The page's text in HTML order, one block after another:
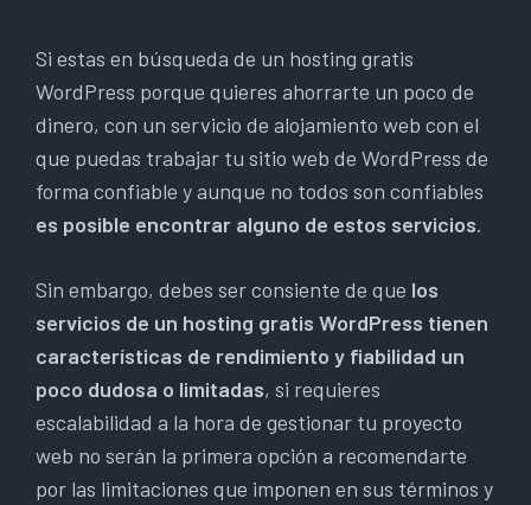
Si estas en búsqueda de un hosting gratis
WordPress porque quieres ahorrarte un poco de
dinero, con un servicio de alojamiento web con el
que puedas trabajar tu sitio web de WordPress de
forma confiable y aunque no todos son confiables
es posible encontrar alguno de estos servicios.
Sin embargo, debes ser consiente de que los
servicios de un hosting gratis WordPress tienen
características de rendimiento y fiabilidad un
poco dudosa o limitadas, si requieres
escalabilidad a la hora de gestionar tu proyecto
web no serán la primera opción a recomendarte
por las limitaciones que imponen en sus términos y